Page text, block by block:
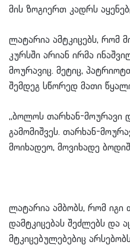
მის ზოგიერთ კადრს
ლატარია ამტკიცებს, რომ
კურსში არიან ირმა
მოურავიც. მეტიც,
შემდეგ სწორედ მათი
,,ბოლოს თარხან-მოურავი
გამომიშვეს. თარხან-
მოიხადეო, მოვიხადე
ლატარია ამბობს, რომ იგი
დამტკიცებას შეძლებს და
მტკიცებულებებიც